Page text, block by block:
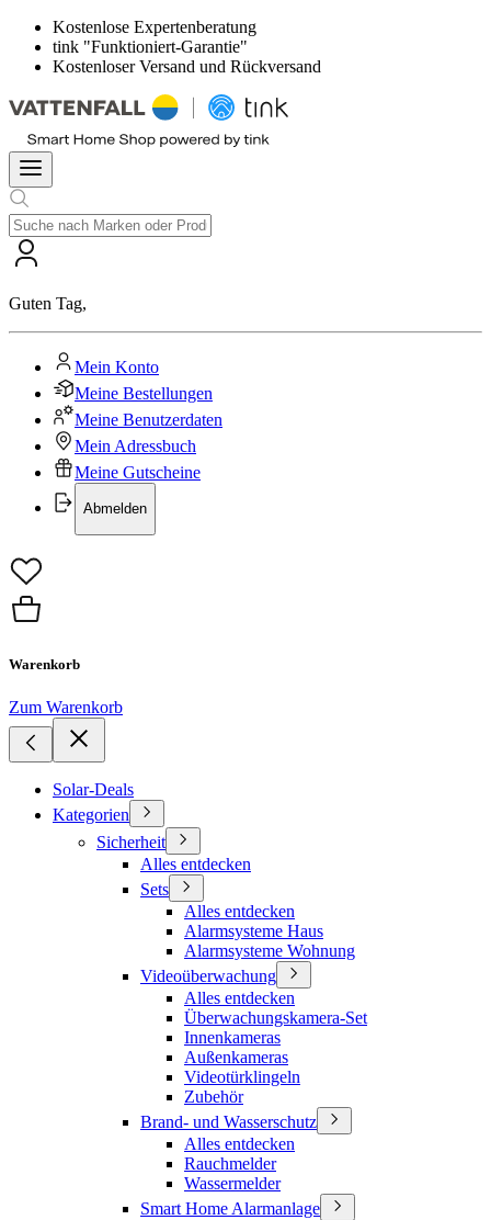
Kostenlose Expertenberatung
tink "Funktioniert-Garantie"
Kostenloser Versand und Rückversand
Guten Tag,
Mein Konto
Meine Bestellungen
Meine Benutzerdaten
Mein Adressbuch
Meine Gutscheine
Abmelden
Warenkorb
Zum Warenkorb
Solar-Deals
Kategorien
Sicherheit
Alles entdecken
Sets
Alles entdecken
Alarmsysteme Haus
Alarmsysteme Wohnung
Videoüberwachung
Alles entdecken
Überwachungskamera-Set
Innenkameras
Außenkameras
Videotürklingeln
Zubehör
Brand- und Wasserschutz
Alles entdecken
Rauchmelder
Wassermelder
Smart Home Alarmanlage